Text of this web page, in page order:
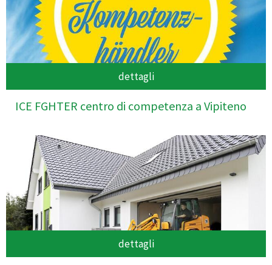
dettagli
ICE FGHTER centro di competenza a Vipiteno
dettagli